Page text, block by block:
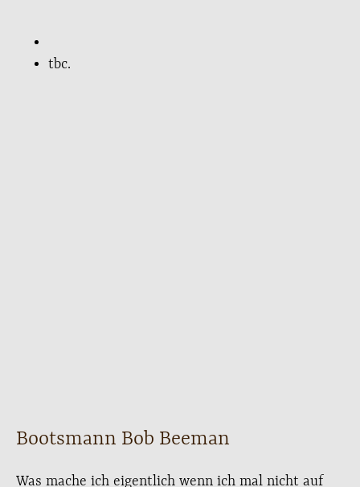
tbc.
Bootsmann Bob Beeman
Was mache ich eigentlich wenn ich mal nicht auf